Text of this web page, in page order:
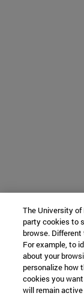
The University of
party cookies to
browse.
For example, to
about your
personalize how
cookies you
will remain